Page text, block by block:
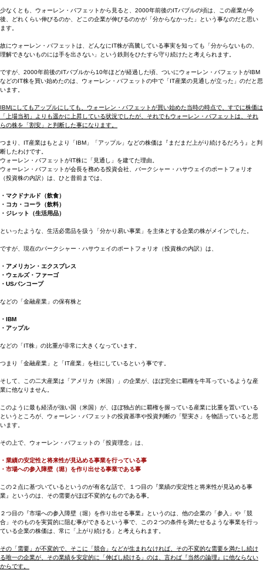
少なくとも、ウォーレン・バフェットから見ると、2000年前後のITバブルの頃は、この産業が今
後、どれくらい伸びるのか、どこの企業が伸びるのかが「分からなかった」という事なのだと思い
ます。
故にウォーレン・バフェットは、どんなにIT株が高騰している事実を知っても「分からないもの、
理解できないものには手を出さない」という鉄則をひたすら守り続けたと考えられます。
ですが、2000年前後のITバブルから10年ほどが経過した頃、ついにウォーレン・バフェットがIBM
などのIT株を買い始めたのは、ウォーレン・バフェットの中で「IT産業の見通しが立った」のだと思
います。
IBMにしてもアップルにしても、ウォーレン・バフェットが買い始めた当時の時点で、すでに株価は
「上場当初」よりも遥かに上昇している状況でしたが、それでもウォーレン・バフェットは、それ
らの株を「割安」と判断した事になります。
つまり、IT産業はもとより「IBM」「アップル」などの株価は『まだまだ上がり続けるだろう』と判
断したわけです。
ウォーレン・バフェットがIT株に「見通し」を建てた理由。
ウォーレン・バフェットが会長を務める投資会社、バークシャー・ハサウェイのポートフォリオ
（投資株の内訳）は、ひと昔前までは、
・マクドナルド（飲食）
・コカ・コーラ（飲料）
・ジレット（生活用品）
といったような、生活必需品を扱う「分かり易い事業」を主体とする企業の株がメインでした。
ですが、現在のバークシャー・ハサウェイのポートフォリオ（投資株の内訳）は、
・アメリカン・エクスプレス
・ウェルズ・ファーゴ
・USバンコープ
などの「金融産業」の保有株と
・IBM
・アップル
などの「IT株」の比重が非常に大きくなっています。
つまり「金融産業」と「IT産業」を柱にしているという事です。
そして、この二大産業は「アメリカ（米国）」の企業が、ほぼ完全に覇権を牛耳っているような産
業に他なりません。
このように最も経済が強い国（米国）が、ほぼ独占的に覇権を握っている産業に比重を置いている
というところが、ウォーレン・バフェットの投資基準や投資判断の「堅実さ」を物語っていると思
います。
その上で、ウォーレン・バフェットの「投資理念」は、
・業績の安定性と将来性が見込める事業を行っている事
・市場への参入障壁（堀）を作り出せる事業である事
この２点に基づいているというのが有名な話で、１つ目の『業績の安定性と将来性が見込める事
業』というのは、その需要がほぼ不変的なものである事。
２つ目の『市場への参入障壁（堀）を作り出せる事業』というのは、他の企業の「参入」や「競
合」そのものを実質的に阻む事ができるという事で、この２つの条件を満たせるような事業を行っ
ている企業の株価は、常に「上がり続ける」と考えられます。
その「需要」が不変的で、そこに「競合」などが生まれなければ、その不変的な需要を満たし続け
る唯一の企業が、その業績を安定的に「伸ばし続ける」のは、言わば『当然の論理』に他ならない
からです。